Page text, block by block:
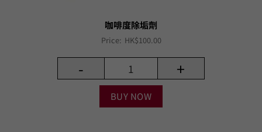
咖啡度除垢劑
Price: HK$100.00
- +
BUY NOW